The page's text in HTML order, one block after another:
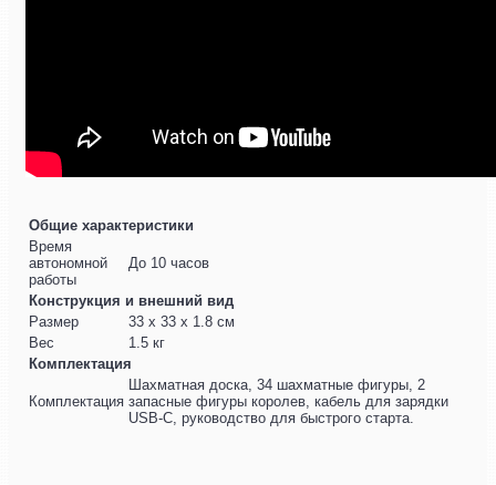
Общие характеристики
Время
автономной
работы
До 10 часов
Конструкция и внешний вид
Размер
33 x 33 x 1.8 см
Вес
1.5 кг
Комплектация
Комплектация
Шахматная доска, 34 шахматные фигуры, 2
запасные фигуры королев, кабель для зарядки
USB-C, руководство для быстрого старта.